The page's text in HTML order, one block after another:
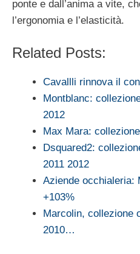
ponte e dall’anima a vite,
l’ergonomia e l’elasticità.
Related Posts:
Cavallli rinnova il
Montblanc:
2012
Max Mara:
Dsquared2:
2011 2012
Aziende occhialeria:
+103%
Marcolin, collezione
2010…